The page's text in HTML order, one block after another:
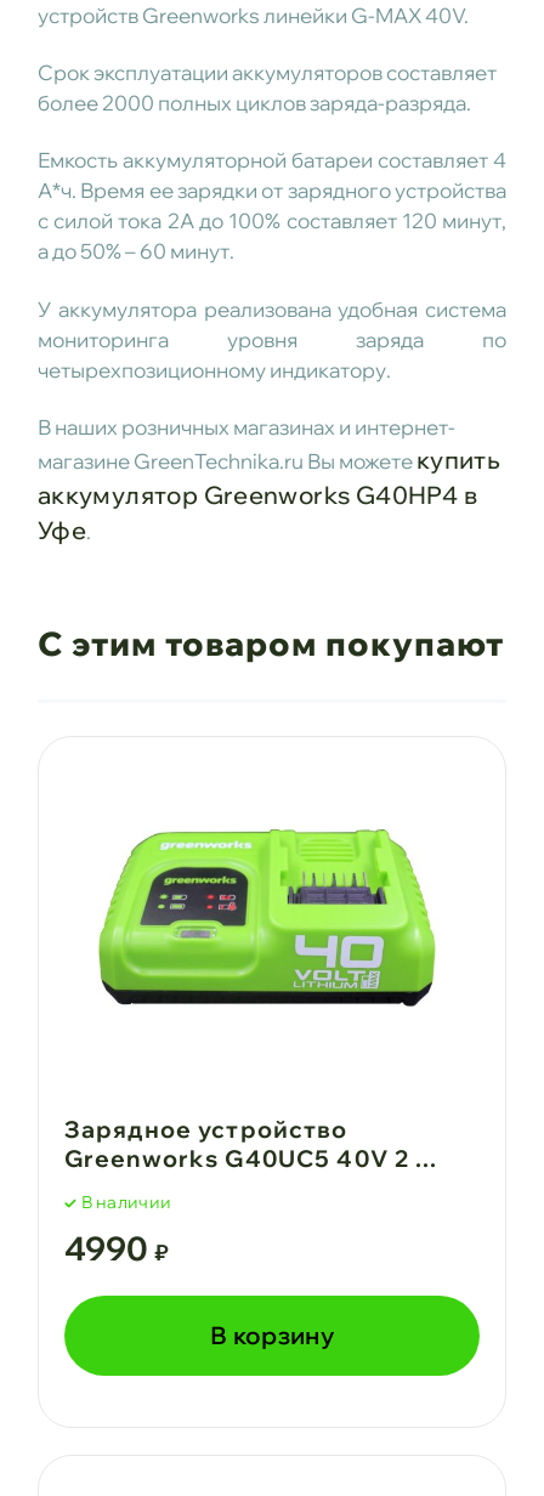
устройств Greenworks линейки G-MAX 40V.
Срок эксплуатации аккумуляторов составляет
более 2000 полных циклов заряда-разряда.
Емкость аккумуляторной батареи составляет 4
А*ч. Время ее зарядки от зарядного устройства
с силой тока 2А до 100% составляет 120 минут,
а до 50% – 60 минут.
У аккумулятора реализована удобная система
мониторинга уровня заряда по
четырехпозиционному индикатору.
В наших розничных магазинах и интернет-
магазине GreenTechnika.ru Вы можетекупить
аккумулятор Greenworks G40HP4 в
Уфе.
С этим товаром покупают
Зарядное устройство
Greenworks G40UC5 40V 2 ...
В наличии
4990 ₽
В корзину